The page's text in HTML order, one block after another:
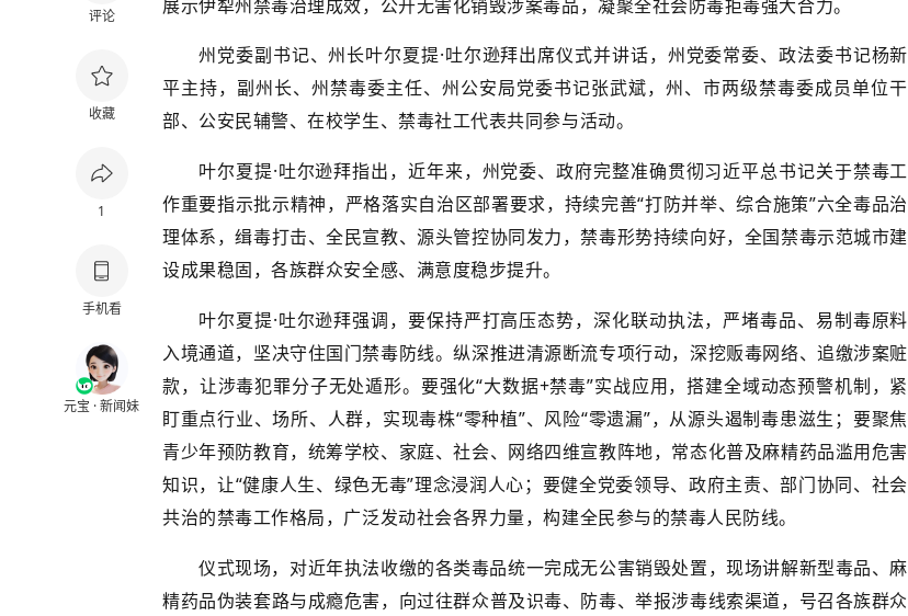
评论
收藏
1
手机看
元宝 · 新闻妹
展示伊犁州禁毒治理成效，公开无害化销毁涉案毒品，凝聚全社会防毒拒毒强大合力。
州党委副书记、州长叶尔夏提·吐尔逊拜出席仪式并讲话，州党委常委、政法委书记杨新
平主持，副州长、州禁毒委主任、州公安局党委书记张武斌，州、市两级禁毒委成员单位干
部、公安民辅警、在校学生、禁毒社工代表共同参与活动。
叶尔夏提·吐尔逊拜指出，近年来，州党委、政府完整准确贯彻习近平总书记关于禁毒工
作重要指示批示精神，严格落实自治区部署要求，持续完善“打防并举、综合施策”六全毒品治
理体系，缉毒打击、全民宣教、源头管控协同发力，禁毒形势持续向好，全国禁毒示范城市建
设成果稳固，各族群众安全感、满意度稳步提升。
叶尔夏提·吐尔逊拜强调，要保持严打高压态势，深化联动执法，严堵毒品、易制毒原料
入境通道，坚决守住国门禁毒防线。纵深推进清源断流专项行动，深挖贩毒网络、追缴涉案赃
款，让涉毒犯罪分子无处遁形。要强化“大数据+禁毒”实战应用，搭建全域动态预警机制，紧
盯重点行业、场所、人群，实现毒株“零种植”、风险“零遗漏”，从源头遏制毒患滋生；要聚焦
青少年预防教育，统筹学校、家庭、社会、网络四维宣教阵地，常态化普及麻精药品滥用危害
知识，让“健康人生、绿色无毒”理念浸润人心；要健全党委领导、政府主责、部门协同、社会
共治的禁毒工作格局，广泛发动社会各界力量，构建全民参与的禁毒人民防线。
仪式现场，对近年执法收缴的各类毒品统一完成无公害销毁处置，现场讲解新型毒品、麻
精药品伪装套路与成瘾危害，向过往群众普及识毒、防毒、举报涉毒线索渠道，号召各族群众